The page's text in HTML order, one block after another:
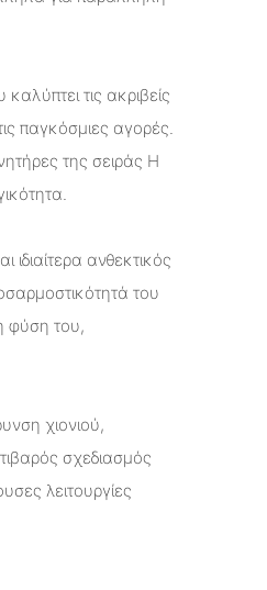
τις ακριβείς
παγκόσμιες αγορές.
της σειράς H
ανθεκτικός
του
φύση του,
χιονιού,
σχεδιασμός
λειτουργίες